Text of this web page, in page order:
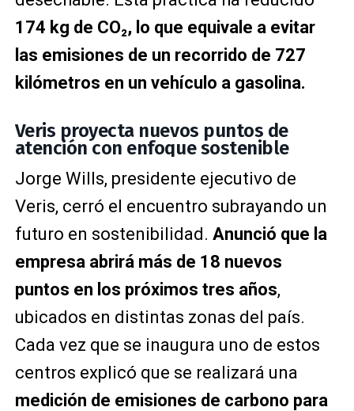
174 kg de CO₂, lo que equivale a evitar
las emisiones de un recorrido de 727
kilómetros en un vehículo a gasolina.
Veris proyecta nuevos puntos de
atención con enfoque sostenible
Jorge Wills, presidente ejecutivo de
Veris, cerró el encuentro subrayando un
futuro en sostenibilidad. Anunció que la
empresa abrirá más de 18 nuevos
puntos en los próximos tres años,
ubicados en distintas zonas del país.
Cada vez que se inaugura uno de estos
centros explicó que se realizará una
medición de emisiones de carbono para